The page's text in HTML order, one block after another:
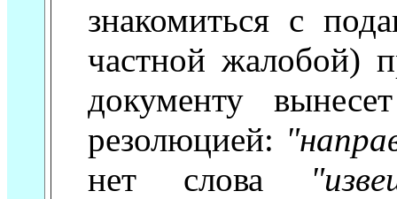
знакомиться с
частной жалобой)
документу
резолюцией:
нет слова